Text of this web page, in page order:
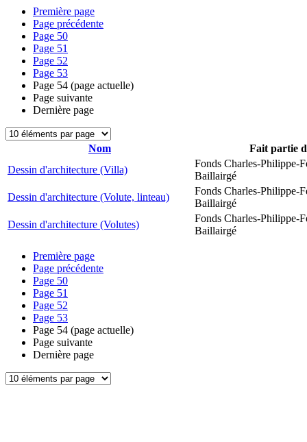
Première page
Page précédente
Page 50
Page 51
Page 52
Page 53
Page 54 (page actuelle)
Page suivante
Dernière page
Nom
Fait partie
Dessin d'architecture (Villa)
Fonds Charles-Philippe-
Baillairgé
Dessin d'architecture (Volute, linteau)
Fonds Charles-Philippe-
Baillairgé
Dessin d'architecture (Volutes)
Fonds Charles-Philippe-
Baillairgé
Première page
Page précédente
Page 50
Page 51
Page 52
Page 53
Page 54 (page actuelle)
Page suivante
Dernière page